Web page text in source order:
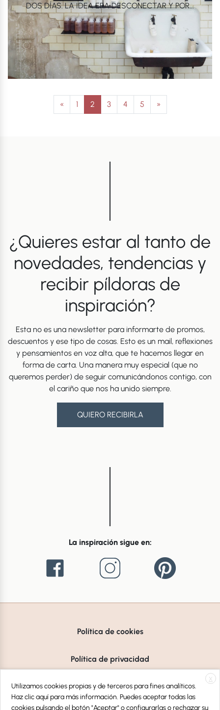
DOS DÍAS. LA IDEA ERA DESCONECTAR Y POR...
Navegación de entradas
« 1 2 3 4 5 »
¿Quieres estar al tanto de
novedades, tendencias y
recibir píldoras de
inspiración?
Esta no es una newsletter para informarte de promos,
descuentos y ese tipo de cosas. Esto es un mail, reflexiones
y pensamientos en voz alta, que te hacemos llegar en
forma de carta. Una manera muy especial (que no
queremos perder) de seguir comunicándonos contigo, con
el cariño que nos ha unido siempre.
QUIERO RECIBIRLA
La inspiración sigue en:
Política de cookies
Política de privacidad
Aviso Legal
X
Utilizamos cookies propias y de terceros para fines analíticos.
Haz clic aquí para más información. Puedes aceptar todas las
cookies pulsando el botón "Aceptar" o configurarlas o rechazar su